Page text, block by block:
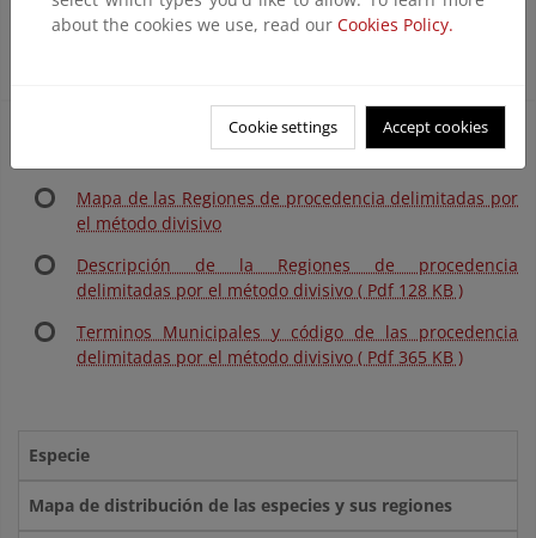
ESPECIES FORESTALES ESPAÑOLAS CON REGIONES DE
PROCEDENCIA DEFINIDAS POR EL MÉTODO DIVISIVO
Mapa de las Regiones de procedencia delimitadas por
el método divisivo
Descripción de la Regiones de procedencia
delimitadas por el método divisivo ( Pdf 128 KB )
Terminos Municipales y código de las procedencia
delimitadas por el método divisivo ( Pdf 365 KB )
Especie
Mapa de distribución de las especies y sus regiones
about the cookies we use, read our Cookies Policy.
Cookie settings Accept cookies